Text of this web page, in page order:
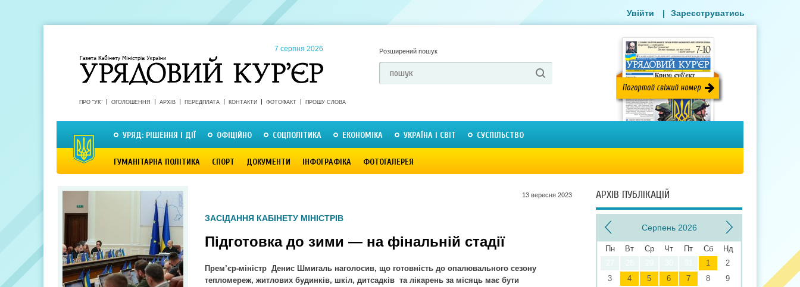
7 серпня 2026 Розширений пошук
ПРО "УК" ОГОЛОШЕННЯ АРХІВ ПЕРЕДПЛАТА КОНТАКТИ ФОТОФАКТ ПРОШУ СЛОВА
УРЯД: РІШЕННЯ І ДІЇ ОФІЦІЙНО СОЦПОЛІТИКА ЕКОНОМІКА УКРАЇНА І СВІТ СУСПІЛЬСТВО
ГУМАНІТАРНА ПОЛІТИКА СПОРТ ДОКУМЕНТИ ІНФОГРАФІКА ФОТОГАЛЕРЕЯ
Увійти | Зареєструватись
13 вересня 2023
ЗАСІДАННЯ КАБІНЕТУ МІНІСТРІВ
Підготовка до зими — на фінальній стадії
Прем’єр-міністр Денис Шмигаль наголосив, що готовність до опалювального сезону
тепломереж, житлових будинків, шкіл, дитсадків та лікарень за місяць має бути
АРХІВ ПУБЛІКАЦІЙ
Серпень 2026
Пн Вт Ср Чт Пт Сб
Нд
1
2
3
4 5 6 7 8
9